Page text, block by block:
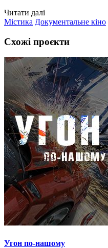
Читати далі
Містика Документальне кіно
Схожі проєкти
Угон по-нашому